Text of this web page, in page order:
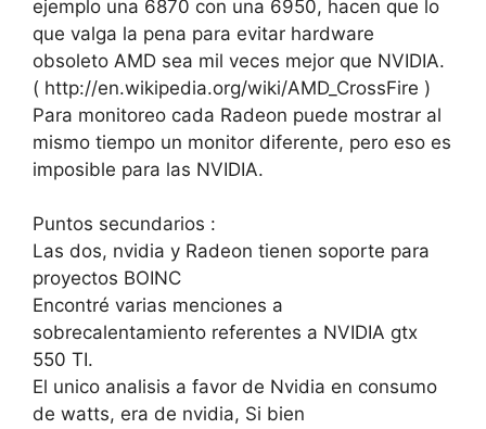
ejemplo una 6870 con una 6950, hacen que lo
que valga la pena para evitar hardware
obsoleto AMD sea mil veces mejor que NVIDIA.
( http://en.wikipedia.org/wiki/AMD_CrossFire )
Para monitoreo cada Radeon puede mostrar al
mismo tiempo un monitor diferente, pero eso es
imposible para las NVIDIA.
Puntos secundarios :
Las dos, nvidia y Radeon tienen soporte para
proyectos BOINC
Encontré varias menciones a
sobrecalentamiento referentes a NVIDIA gtx
550 TI.
El unico analisis a favor de Nvidia en consumo
de watts, era de nvidia, Si bien